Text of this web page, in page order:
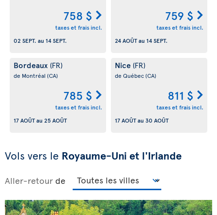
758 $
taxes et frais incl.
02 SEPT. au 14 SEPT.
759 $
taxes et frais incl.
24 AOÛTau 14 SEPT.
Bordeaux (FR)
de Montréal (CA)
785 $
taxes et frais incl.
17 AOÛTau 25 AOÛT
Nice (FR)
de Québec(CA)
811 $
taxes et frais incl.
17 AOÛTau 30 AOÛT
Vols vers le Royaume-Uni et l'Irlande
Aller-retour de